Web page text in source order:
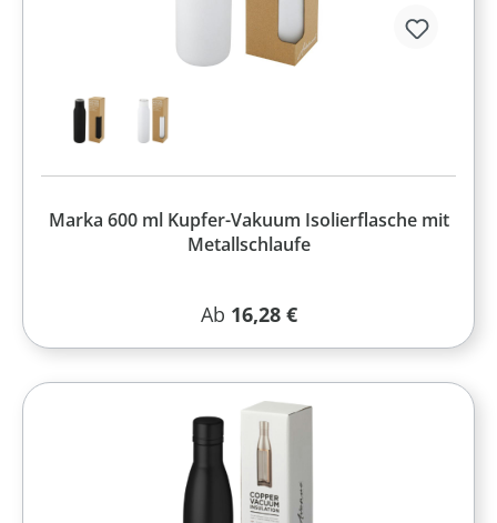
Marka 600 ml Kupfer-Vakuum Isolierflasche mit
Metallschlaufe
Regulärer Preis:
Ab 16,28 €